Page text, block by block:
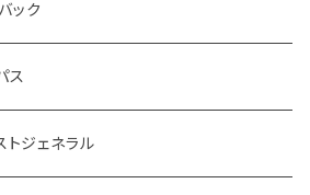
ック
ス
ジェネラル